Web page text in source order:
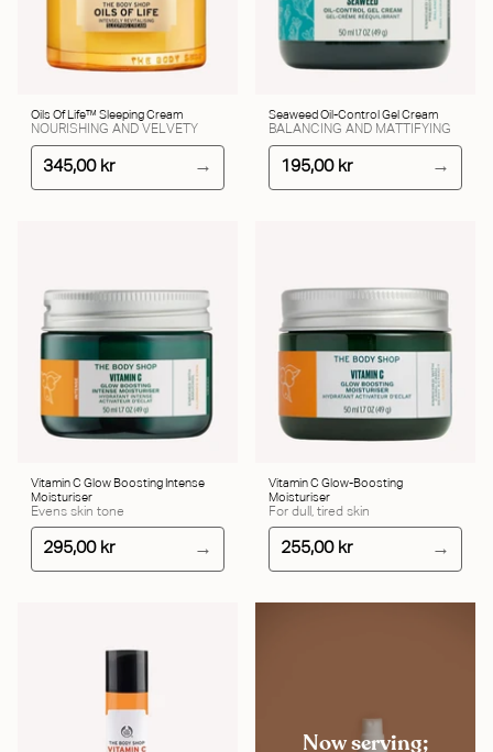
Oils Of Life™ Sleeping Cream
NOURISHING AND VELVETY
345,00 kr
Seaweed Oil-Control Gel Cream
BALANCING AND MATTIFYING
195,00 kr
Vitamin C Glow Boosting Intense
Moisturiser
Evens skin tone
295,00 kr
Vitamin C Glow-Boosting
Moisturiser
For dull, tired skin
255,00 kr
Now serving;